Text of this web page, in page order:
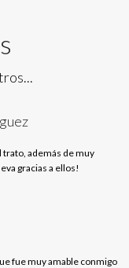
trato, además de muy
gracias a ellos!
fue muy amable conmigo